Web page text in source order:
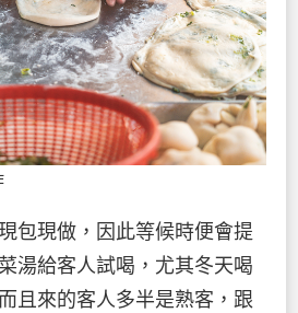
包現做，因此等候時便會提
湯給客人試喝，尤其冬天喝
且來的客人多半是熟客，跟